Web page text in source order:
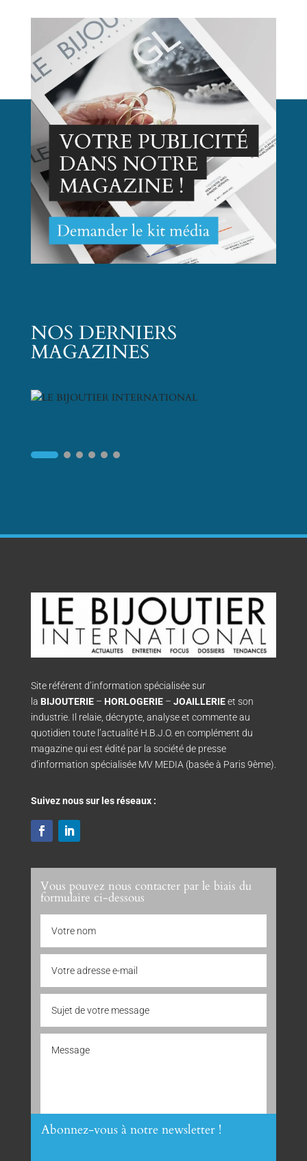
NOS DERNIERS
MAGAZINES
Site référent d’information spécialisée sur
la BIJOUTERIE– HORLOGERIE– JOAILLERIEet son
industrie. Il relaie, décrypte, analyse et commente au
quotidien toute l’actualité H.B.J.O. en complément du
magazine qui est édité par la société de presse
d’information spécialisée MV MEDIA (basée à Paris 9ème).
Suivez nous sur les réseaux :
Vous pouvez nous contacter par le biais du
formulaire ci-dessous
Abonnez-vous à notre newsletter !